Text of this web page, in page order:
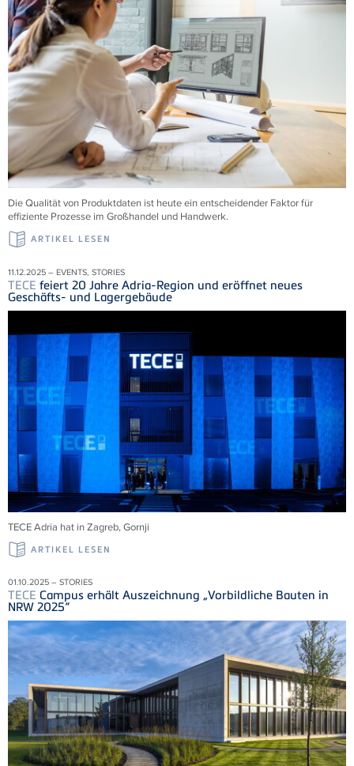
Die Qualität von Produktdaten ist heute ein entscheidender Faktor für
effiziente Prozesse im Großhandel und Handwerk.
ARTIKEL LESEN
11.12.2025 – EVENTS, STORIES
TECE feiert 20 Jahre Adria-Region und eröffnet neues
Geschäfts- und Lagergebäude
TECEAdria hat in Zagreb,Gornji
ARTIKEL LESEN
01.10.2025 – STORIES
TECE Campus erhält Auszeichnung „Vorbildliche Bauten in
NRW 2025“